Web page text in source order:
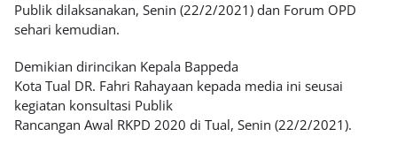
Publik dilaksanakan, Senin (22/2/2021) dan Forum OPD
sehari kemudian.
Demikian dirincikan Kepala Bappeda
Kota Tual DR. Fahri Rahayaan kepada media ini seusai
kegiatan konsultasi Publik
Rancangan Awal RKPD 2020 di Tual, Senin (22/2/2021).